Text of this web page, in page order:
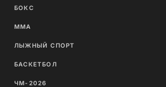
БОКС
ММА
ЛЫЖНЫЙ СПОРТ
БАСКЕТБОЛ
ЧМ-2026